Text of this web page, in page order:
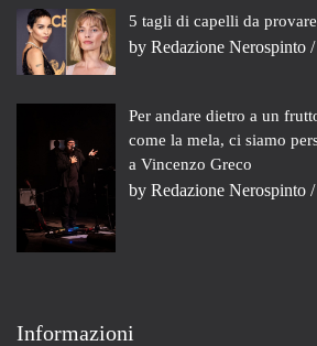
5 tagli di capelli da
by Redazione Nerospinto
Per andare dietro a un
come la mela, ci siamo
a Vincenzo Greco
by Redazione Nerospinto
Informazioni